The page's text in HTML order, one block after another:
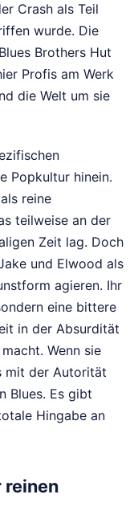
Crash als Teil
wurde. Die
Brothers Hut
Profis am Werk
die Welt um sie
Popkultur hinein.
reine
teilweise an der
Zeit lag. Doch
und Elwood als
agieren. Ihr
eine bittere
in der Absurdität
Wenn sie
mit der Autorität
Blues. Es gibt
Hingabe an
reinen